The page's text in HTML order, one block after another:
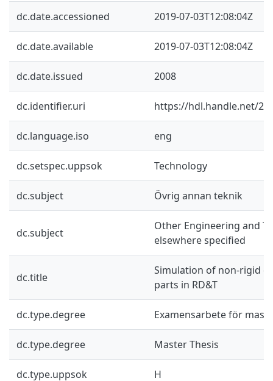
dc.date.accessioned 2019-07-03T12:08:04Z
dc.date.available 2019-07-03T12:08:04Z
dc.date.issued 2008
dc.identifier.uri https://hdl.handle.net/
dc.language.iso eng
dc.setspec.uppsok Technology
dc.subject Övrig annan teknik
dc.subject
Other Engineering and
elsewhere specified
dc.title
Simulation of non-rigid
parts in RD&T
dc.type.degree Examensarbete för
dc.type.degree Master Thesis
dc.type.uppsok H